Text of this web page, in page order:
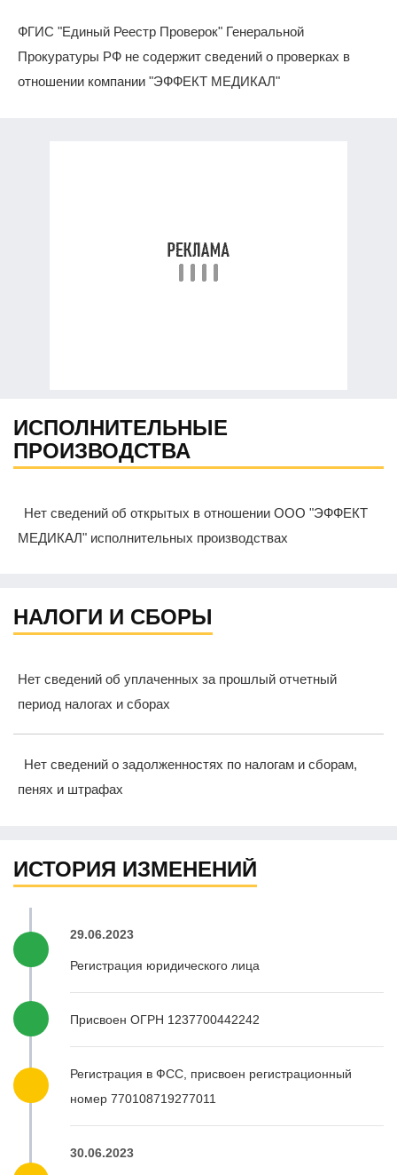
ФГИС "Единый Реестр Проверок" Генеральной
Прокуратуры РФ не содержит сведений о проверках в
отношении компании "ЭФФЕКТ МЕДИКАЛ"
ИСПОЛНИТЕЛЬНЫЕ
ПРОИЗВОДСТВА
Нет сведений об открытых в отношении ООО "ЭФФЕКТ
МЕДИКАЛ" исполнительных производствах
НАЛОГИ И СБОРЫ
Нет сведений об уплаченных за прошлый отчетный
период налогах и сборах
Нет сведений о задолженностях по налогам и сборам,
пенях и штрафах
ИСТОРИЯ ИЗМЕНЕНИЙ
29.06.2023
Регистрация юридического лица
Присвоен ОГРН 1237700442242
Регистрация в ФСС, присвоен регистрационный
номер 770108719277011
30.06.2023